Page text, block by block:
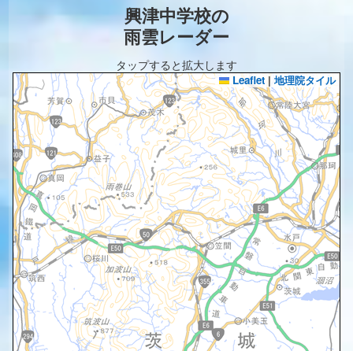
興津中学校の
雨雲レーダー
タップすると拡大します
Leaflet | 地理院タイル